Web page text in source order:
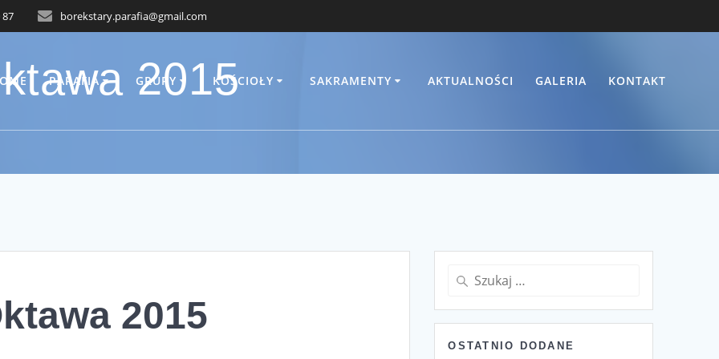
87 borekstary.parafia@gmail.com
PARAFIA GRUPY KOŚCIOŁY SAKRAMENTY AKTUALNOŚCI GALERIA KONTAKT
2015
2015
Szukaj:
OSTATNIO DODANE